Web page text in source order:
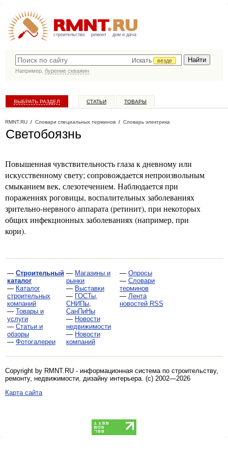
строительство ремонт дом и дача
Искать
везде
Например, бурение скважин
ВЫБРАТЬ РАЗДЕЛ СТАТЬИ ТОВАРЫ
RMNT.RU / Словари специальных терминов / Словарь электрика
Светобоязнь
Повышенная чувствительность глаза к дневному или
искусственному свету; сопровождается непроизвольным
смыканием век, слезотечением. Наблюдается при
поражениях роговицы, воспалительных заболеваниях
зрительно-нервного аппарата (ретинит), при некоторых
общих инфекционных заболеваниях (например, при
кори).
— Строительный
каталог
— Каталог
строительных
компаний
— Товары и
услуги
— Статьи и
обзоры
— Фотогалереи
— Магазины и
рынки
— Выставки
— ГОСТы,
СНИПы,
СанПиНы
— Новости
недвижимости
— Новости
компаний
— Опросы
— Словари
терминов
— Лента
новостей RSS
Copyright by RMNT.RU - информационная система по строительству,
ремонту, недвижимости, дизайну интерьера. (c) 2002—2026
Карта сайта